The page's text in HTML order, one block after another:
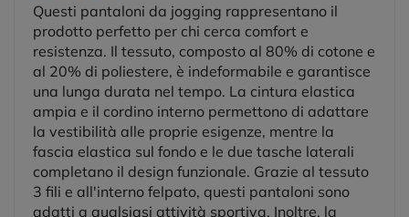
Questi pantaloni da jogging rappresentano il
prodotto perfetto per chi cerca comfort e
resistenza. Il tessuto, composto al 80% di cotone e
al 20% di poliestere, è indeformabile e garantisce
una lunga durata nel tempo. La cintura elastica
ampia e il cordino interno permettono di adattare
la vestibilità alle proprie esigenze, mentre la
fascia elastica sul fondo e le due tasche laterali
completano il design funzionale. Grazie al tessuto
3 fili e all'interno felpato, questi pantaloni sono
adatti a qualsiasi attività sportiva. Inoltre, la